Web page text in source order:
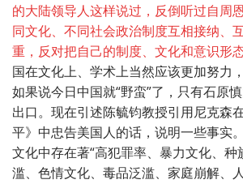
的大陆领导人这样说过，反倒听过自周
同文化、不同社会政治制度互相接纳、
重，反对把自己的制度、文化和意识形
国在文化上、学术上当然应该更加努力
如果说今日中国就“野蛮”了，只有石原
出口。现在引述陈毓钧教授引用尼克森
平》中忠告美国人的话，说明一些事实
文化中存在著“高犯罪率、暴力文化、种
滥、色情文化、毒品泛滥、家庭崩解、